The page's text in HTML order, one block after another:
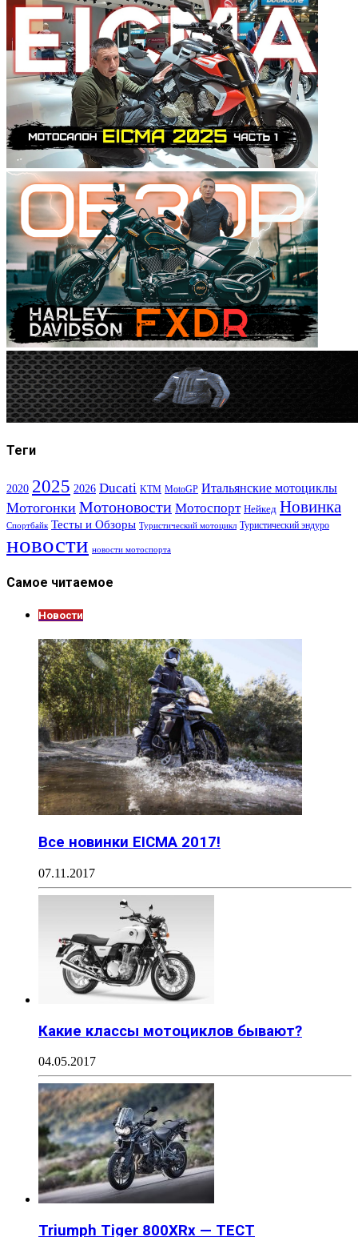
Теги
2020 2025 2026 Ducati KTM MotoGP Итальянские мотоциклы
Мотогонки Мотоновости Мотоспорт Нейкед Новинка
Спортбайк Тесты и Обзоры Туристический мотоцикл Туристический эндуро
новости новости мотоспорта
Самое читаемое
Новости
Все новинки EICMA 2017!
07.11.2017
Какие классы мотоциклов бывают?
04.05.2017
Triumph Tiger 800XRx — ТЕСТ